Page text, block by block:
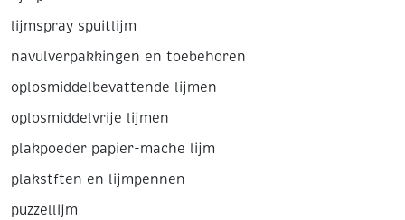
lijmspray spuitlijm
navulverpakkingen en toebehoren
oplosmiddelbevattende lijmen
oplosmiddelvrije lijmen
plakpoeder papier-mache lijm
plakstften en lijmpennen
puzzellijm